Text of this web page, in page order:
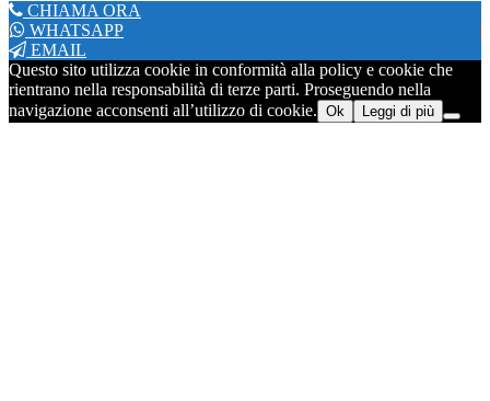
CHIAMA ORA
WHATSAPP
EMAIL
Questo sito utilizza cookie in conformità alla policy e cookie che
rientrano nella responsabilità di terze parti. Proseguendo nella
navigazione acconsenti all’utilizzo di cookie. Ok Leggi di più